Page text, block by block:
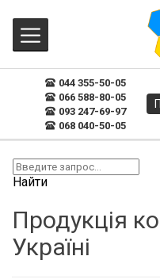
044 355-50-05
066 588-80-05
093 247-69-97
068 040-50-05
Найти
Продукція
Україні